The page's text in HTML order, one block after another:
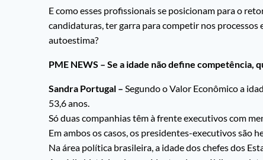
E como esses profissionais se posicionam para o
candidaturas, ter garra para competir nos
autoestima?
PME NEWS – Se a idade não define competência,
Sandra Portugal – Segundo o Valor Econômico a
53,6 anos.
Só duas companhias têm à frente executivos com
Em ambos os casos, os presidentes-executivos são
Na área política brasileira, a idade dos chefes dos